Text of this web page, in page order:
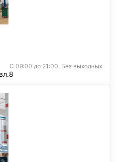
С 09:00 до 21:00. Без выходных